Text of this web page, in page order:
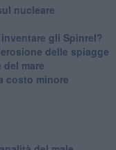
nucleare
gli Spinrel?
delle spiagge
mare
costo minore